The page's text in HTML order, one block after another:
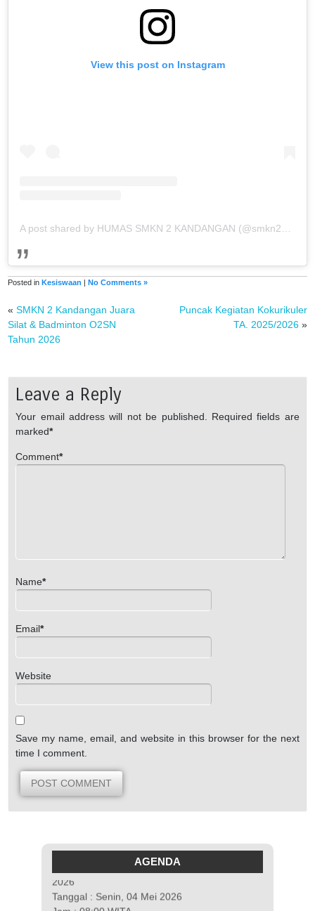
View this post on Instagram
Posted inKesiswaan |No Comments »
«SMKN 2 Kandangan Juara
Silat & Badminton O2SN
Tahun 2026
Puncak Kegiatan Kokurikuler
TA. 2025/2026»
Leave a Reply
Your email address will not be published.
Required fields are
marked*
Comment*
Name*
Email*
Website
Save my name, email, and website in this browser for the next
time I comment.
AGENDA
Pengumuman Kelulusan Kelas XII Tahun
2026
Tanggal : Senin, 04 Mei 2026
Jam : 08:00 WITA